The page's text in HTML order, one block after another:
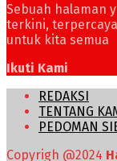
Sebuah halaman
terkini,
untuk kita semua
Ikuti Kami
REDAKSI
TENTANG
PEDOMAN
Copyrigh @2024